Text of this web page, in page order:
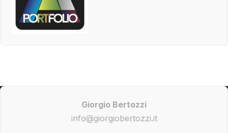
Giorgio Bertozzi
info@giorgiobertozzi.it